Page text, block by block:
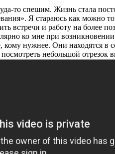
то спешим. Жизнь стала
Я стараюсь как можно
встречи и работу на более
ко мне при
кому нужнее. Они находятся в
небольшой отрезок